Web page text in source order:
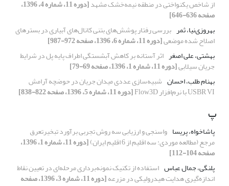
از شاخص یکنواختی در منطقه نیمه‌خشک مشهد [دوره 11، شماره 4، 1396،
صفحه 636-646]
بهروزی‌نیا، ثمر بررسی رفتار پوشش‌های بتنی کانال‌های آبیاری در بسترهای
اصلاح شده موضعی[دوره 11، شماره 6، 1396، صفحه 972-987]
بهشتی، علی اصغر اثر آستانه بر کاهش آبشستگی اطراف پایه پل در شرایط
جریان سیلابی[دوره 11، شماره 1، 1396، صفحه 69-79]
بهنام طلب، احسان شبیه‌سازی عددی میدان جریان در حوضچه آرامش
USBR VI با نرم‌افزار Flow3D [دوره 11، شماره 5، 1396، صفحه 822-838]
پ
پاشاخواه، پریسا واسنجی و ارزیابی سه روش تجربی برآورد تبخیرتعرق
مرجع (مطالعه موردی: سه اقلیم از 6 اقلیم ایران) [دوره 11، شماره 1، 1396،
صفحه 104-112]
پلنگی، جمال عباس استفاده از تکنیک نمونه‌برداری مرحله‌ای در تعیین نقاط
اندازه‌گیری هدایت هیدرولیکی در مزرعه [دوره 11، شماره 3، 1396، صفحه